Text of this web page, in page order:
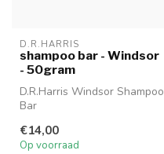
D.R.HARRIS
shampoo bar - Windsor
- 50gram
D.R.Harris Windsor Shampoo
Bar
€14,00
Op voorraad